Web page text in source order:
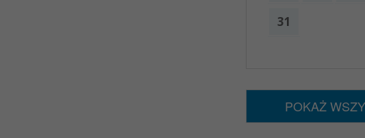
31
POKAŻ